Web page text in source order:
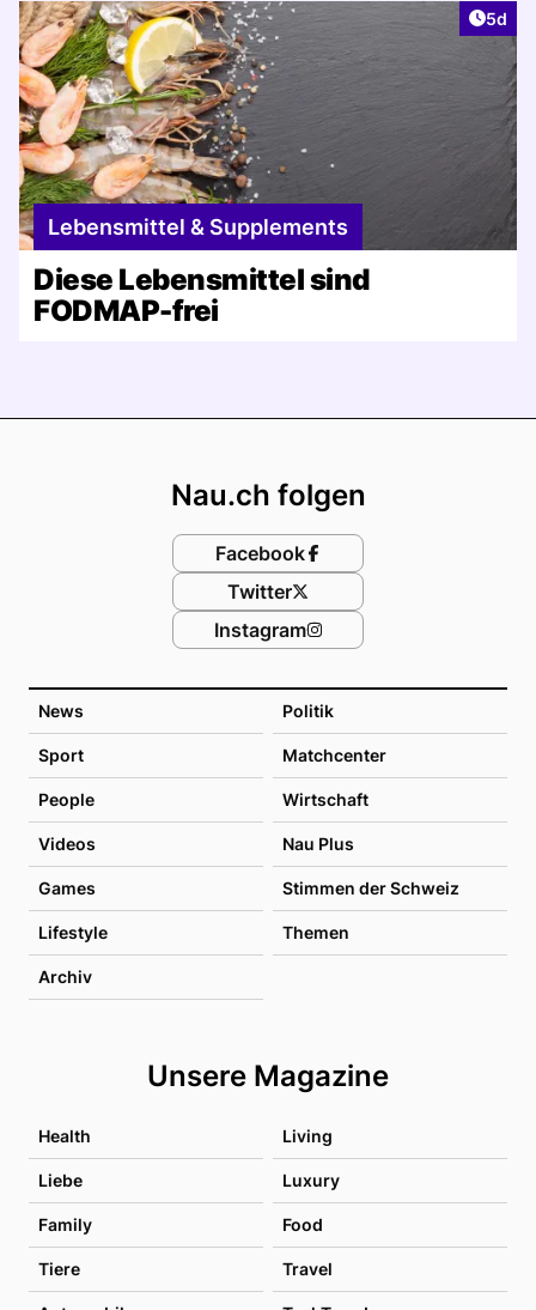
5d
Lebensmittel & Supplements
Diese Lebensmittel sind
FODMAP-frei
News Politik
Sport Matchcenter
People Wirtschaft
Videos Nau Plus
Games Stimmen der Schweiz
Lifestyle Themen
Archiv
Unsere Magazine
Health Living
Liebe Luxury
Family Food
Tiere Travel
Nau.ch folgen
Facebook
Twitter
Instagram